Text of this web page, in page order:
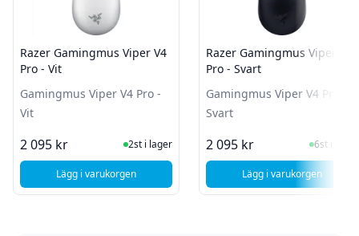
Razer Gamingmus Viper V4
Pro - Vit
Gamingmus Viper V4 Pro -
Vit
2 095 kr I Lager
2st i lager
Lägg i varukorgen, Razer Gamingmus Viper V4 Pro - Vit
Razer Gamingmus Viper V4
Pro - Svart
Gamingmus Viper V4 Pro -
Svart
2 095 kr I Lager
6st i lager
Lägg i varukorgen
, Razer